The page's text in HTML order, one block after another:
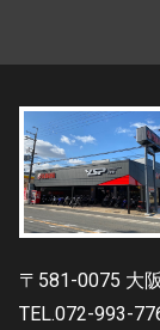
〒581-0075 大
TEL.072-993-